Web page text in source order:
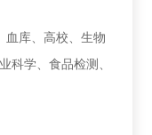
库、高校、生物
科学、食品检测、